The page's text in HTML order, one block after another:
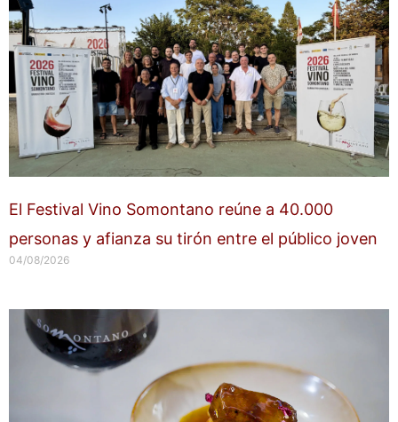
El Festival Vino Somontano reúne a 40.000
personas y afianza su tirón entre el público joven
04/08/2026